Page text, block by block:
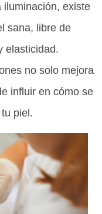
iluminación, existe
sana, libre de
elasticidad.
no solo mejora
influir en cómo se
piel.